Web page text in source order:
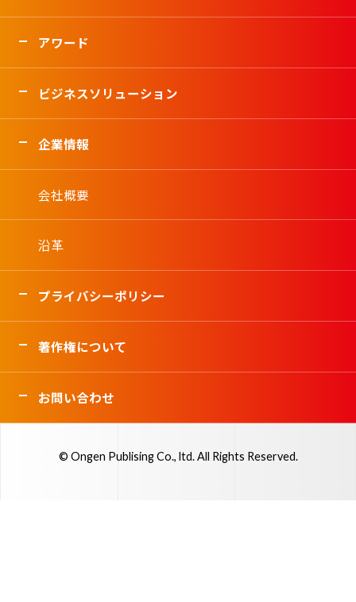
アワード
ビジネスソリューション
企業情報
会社概要
沿革
プライバシーポリシー
著作権について
お問い合わせ
© Ongen Publising Co., ltd. All Rights Reserved.